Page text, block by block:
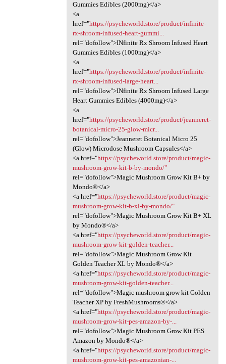
Gummies Edibles (2000mg)</a>
<a
href="https://psycheworld.store/product/infinite-
rx-shroom-infused-heart-gummi...
rel="dofollow">INfinite Rx Shroom Infused Heart
Gummies Edibles (1000mg)</a>
<a
href="https://psycheworld.store/product/infinite-
rx-shroom-infused-large-heart...
rel="dofollow">INfinite Rx Shroom Infused Large
Heart Gummies Edibles (4000mg)</a>
<a
href="https://psycheworld.store/product/jeanneret-
botanical-micro-25-glow-micr...
rel="dofollow">Jeanneret Botanical Micro 25
(Glow) Microdose Mushroom Capsules</a>
<a href="https://psycheworld.store/product/magic-
mushroom-grow-kit-b-by-mondo/"
rel="dofollow">Magic Mushroom Grow Kit B+ by
Mondo®</a>
<a href="https://psycheworld.store/product/magic-
mushroom-grow-kit-b-xl-by-mondo/"
rel="dofollow">Magic Mushroom Grow Kit B+ XL
by Mondo®</a>
<a href="https://psycheworld.store/product/magic-
mushroom-grow-kit-golden-teacher...
rel="dofollow">Magic Mushroom Grow Kit
Golden Teacher XL by Mondo®</a>
<a href="https://psycheworld.store/product/magic-
mushroom-grow-kit-golden-teacher...
rel="dofollow">Magic mushroom grow kit Golden
Teacher XP by FreshMushrooms®</a>
<a href="https://psycheworld.store/product/magic-
mushroom-grow-kit-pes-amazon-by-...
rel="dofollow">Magic Mushroom Grow Kit PES
Amazon by Mondo®</a>
<a href="https://psycheworld.store/product/magic-
mushroom-grow-kit-pes-amazonian-...